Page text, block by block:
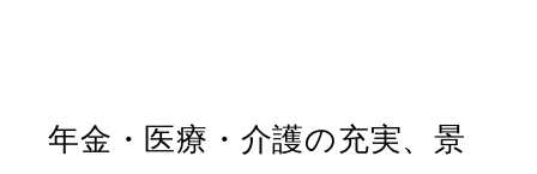
年金・医療・介護の充実、景